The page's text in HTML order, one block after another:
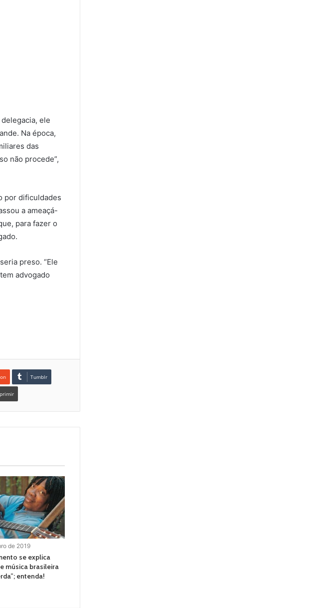
ele
Na época,
das
não procede”,
por dificuldades
a ameaçá-
para fazer o
preso. “Ele
advogado
Tumblr
de 2019
se explica
música brasileira
entenda!